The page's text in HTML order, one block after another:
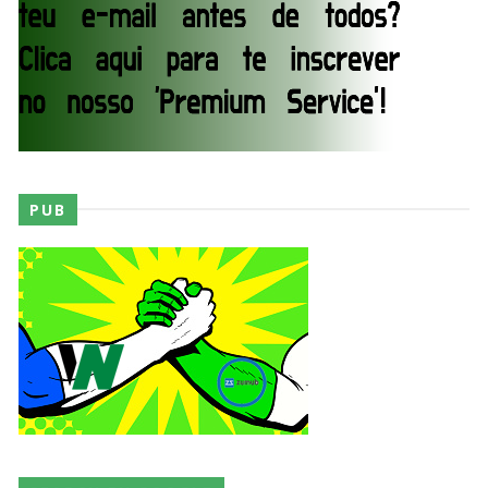
México revelado
SCSA867 - Aug 07 2026
propostas após saída da WWE e pondera o
SCSA867
WWE: Regresso de Stephanie Vaquer foi adiado
por várias semanas
SCSA867-Aug 06 2026
ESTAGNAÇÃO NO MAIN EVENT? Triple H
responde a críticas e deixa aviso claro aos
PUB